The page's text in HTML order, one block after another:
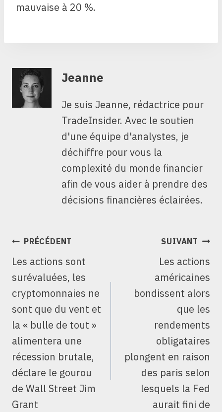
mauvaise à 20 %.
Jeanne
Je suis Jeanne, rédactrice pour
TradeInsider. Avec le soutien
d'une équipe d'analystes, je
déchiffre pour vous la
complexité du monde financier
afin de vous aider à prendre des
décisions financières éclairées.
NAVIGATION
L’ARTICLE
PRÉCÉDENT
Les actions sont
surévaluées, les
cryptomonnaies ne
sont que du vent et
la « bulle de tout »
alimentera une
récession brutale,
déclare le gourou
de Wall Street Jim
Grant
SUIVANT
Les actions
américaines
bondissent alors
que les
rendements
obligataires
plongent en raison
des paris selon
lesquels la Fed
aurait fini de